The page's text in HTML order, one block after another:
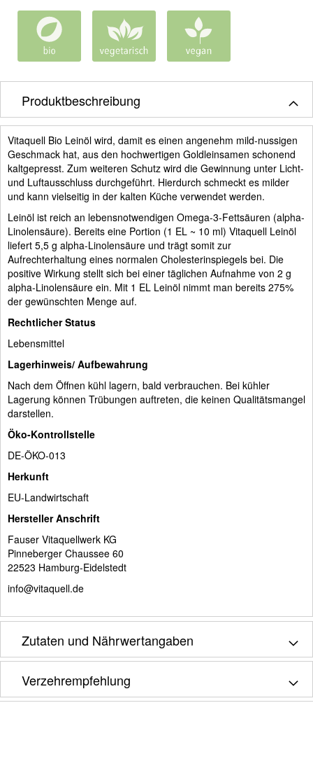
Produktbeschreibung
Vitaquell Bio Leinöl wird, damit es einen angenehm mild-nussigen
Geschmack hat, aus den hochwertigen Goldleinsamen schonend
kaltgepresst. Zum weiteren Schutz wird die Gewinnung unter Licht-
und Luftausschluss durchgeführt. Hierdurch schmeckt es milder
und kann vielseitig in der kalten Küche verwendet werden.
Leinöl ist reich an lebensnotwendigen Omega-3-Fettsäuren (alpha-
Linolensäure). Bereits eine Portion (1 EL ~ 10 ml) Vitaquell Leinöl
liefert 5,5 g alpha-Linolensäure und trägt somit zur
Aufrechterhaltung eines normalen Cholesterinspiegels bei. Die
positive Wirkung stellt sich bei einer täglichen Aufnahme von 2 g
alpha-Linolensäure ein. Mit 1 EL Leinöl nimmt man bereits 275%
der gewünschten Menge auf.
Rechtlicher Status
Lebensmittel
Lagerhinweis/ Aufbewahrung
Nach dem Öffnen kühl lagern, bald verbrauchen. Bei kühler
Lagerung können Trübungen auftreten, die keinen Qualitätsmangel
darstellen.
Öko-Kontrollstelle
DE-ÖKO-013
Herkunft
EU-Landwirtschaft
Hersteller Anschrift
Fauser Vitaquellwerk KG
Pinneberger Chaussee 60
22523 Hamburg-Eidelstedt
info@vitaquell.de
Zutaten und Nährwertangaben
Verzehrempfehlung